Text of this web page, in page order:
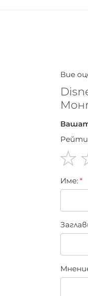
Вие
star
stars
stars
stars
stars
Име: